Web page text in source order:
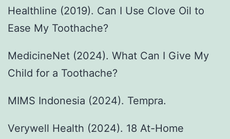
Healthline (2019). Can I Use Clove Oil to
Ease My Toothache?
MedicineNet (2024). What Can I Give My
Child for a Toothache?
MIMS Indonesia (2024). Tempra.
Verywell Health (2024). 18 At-Home